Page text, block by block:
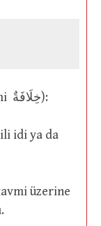
خَلَفَ (geniş zaman يَخْلُفُ mastar ismi خِلَافَةٌ):